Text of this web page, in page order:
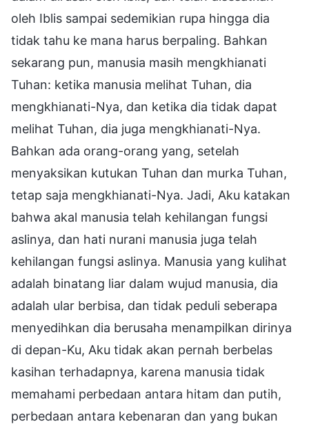
oleh Iblis sampai sedemikian rupa hingga dia
tidak tahu ke mana harus berpaling. Bahkan
sekarang pun, manusia masih mengkhianati
Tuhan: ketika manusia melihat Tuhan, dia
mengkhianati-Nya, dan ketika dia tidak dapat
melihat Tuhan, dia juga mengkhianati-Nya.
Bahkan ada orang-orang yang, setelah
menyaksikan kutukan Tuhan dan murka Tuhan,
tetap saja mengkhianati-Nya. Jadi, Aku katakan
bahwa akal manusia telah kehilangan fungsi
aslinya, dan hati nurani manusia juga telah
kehilangan fungsi aslinya. Manusia yang kulihat
adalah binatang liar dalam wujud manusia, dia
adalah ular berbisa, dan tidak peduli seberapa
menyedihkan dia berusaha menampilkan dirinya
di depan-Ku, Aku tidak akan pernah berbelas
kasihan terhadapnya, karena manusia tidak
memahami perbedaan antara hitam dan putih,
perbedaan antara kebenaran dan yang bukan